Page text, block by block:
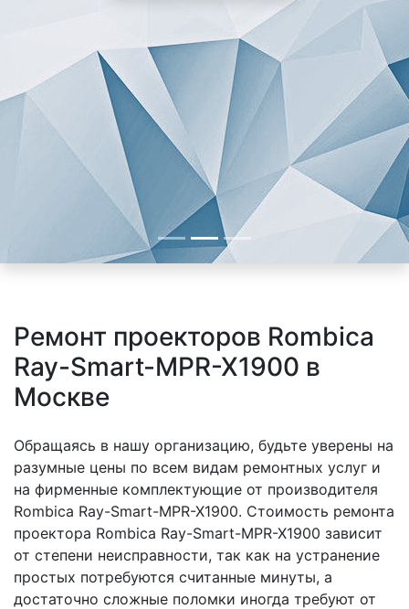
Ремонт проекторов Rombica
Ray-Smart-MPR-X1900 в
Москве
Обращаясь в нашу организацию, будьте уверены на
разумные цены по всем видам ремонтных услуг и
на фирменные комплектующие от производителя
Rombica Ray-Smart-MPR-X1900. Стоимость ремонта
проектора Rombica Ray-Smart-MPR-X1900 зависит
от степени неисправности, так как на устранение
простых потребуются считанные минуты, а
достаточно сложные поломки иногда требуют от